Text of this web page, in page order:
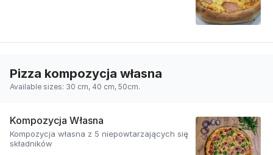
Pizza kompozycja własna
Available sizes: 30 cm, 40 cm, 50cm.
Kompozycja Własna
Kompozycja własna z 5 niepowtarzających się
składników